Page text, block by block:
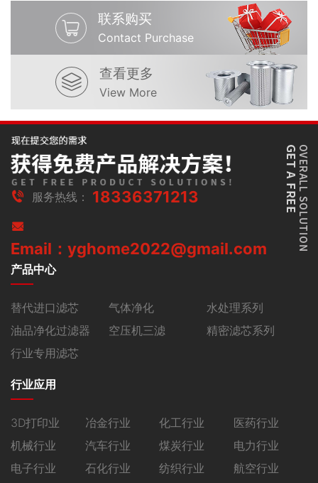
联系购买
Contact Purchase
查看更多
View More
服务热线： 18336371213
Email：yghome2022@gmail.com
产品中心
替代进口滤芯 气体净化
水处理系列
油品净化过滤器
空压机三滤
精密滤芯系列
行业专用滤芯
行业应用
3D打印业 冶金行业 化工行业
医药行业
机械行业
汽车行业 煤炭行业
电力行业
电子行业
石化行业 纺织行业 航空行业